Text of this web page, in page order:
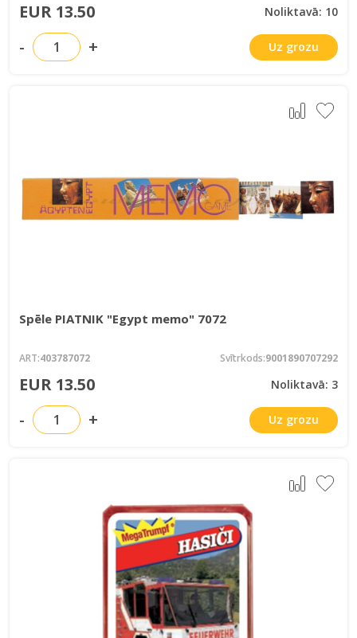
EUR 13.50 Noliktavā: 10
- + Uz grozu
Spēle PIATNIK "Egypt memo" 7072
ART:403787072 Svītrkods:9001890707292
EUR 13.50 Noliktavā: 3
- + Uz grozu